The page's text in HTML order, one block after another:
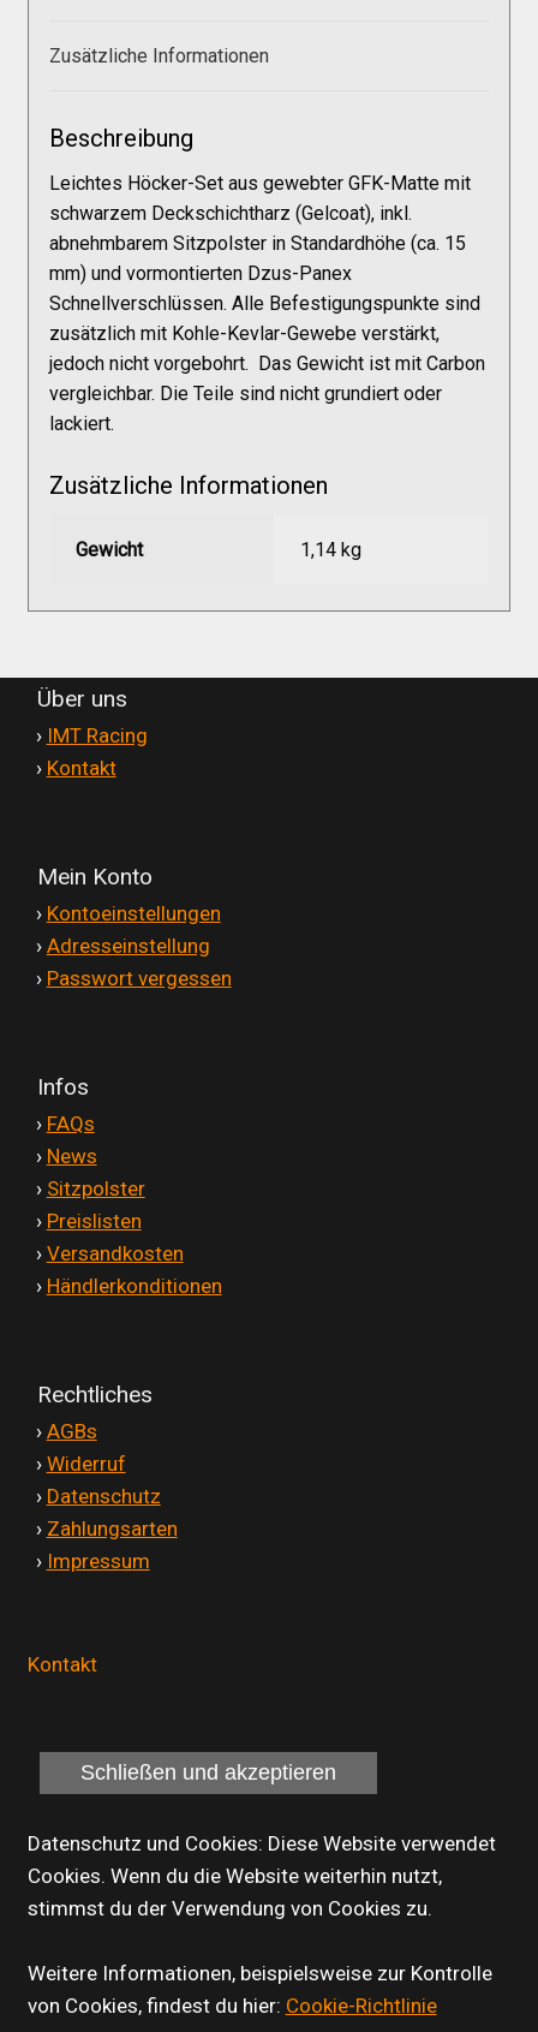
Kasse
Allgemeine Geschäftsbedingungen
FAQs
Impressum
Versandkosten
Zusätzliche Informationen
Beschreibung
Leichtes Höcker-Set aus gewebter GFK-Matte mit
schwarzem Deckschichtharz (Gelcoat), inkl.
abnehmbarem Sitzpolster in Standardhöhe (ca. 15
mm) und vormontierten Dzus-Panex
Schnellverschlüssen. Alle Befestigungspunkte sind
zusätzlich mit Kohle-Kevlar-Gewebe verstärkt,
jedoch nicht vorgebohrt. Das Gewicht ist mit Carbon
vergleichbar. Die Teile sind nicht grundiert oder
lackiert.
Zusätzliche Informationen
Gewicht 1,14 kg
Über uns
› IMT Racing
› Kontakt
Mein Konto
› Kontoeinstellungen
› Adresseinstellung
› Passwort vergessen
Infos
› FAQs
› News
› Sitzpolster
› Preislisten
› Versandkosten
› Händlerkonditionen
Rechtliches
› AGBs
› Widerruf
› Datenschutz
› Zahlungsarten
› Impressum
Kontakt
Datenschutz und Cookies: Diese Website verwendet
Cookies. Wenn du die Website weiterhin nutzt,
stimmst du der Verwendung von Cookies zu.
Weitere Informationen, beispielsweise zur Kontrolle
von Cookies, findest du hier: Cookie-Richtlinie